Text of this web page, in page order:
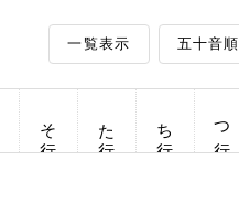
一覧表示 五十音順
そ行 た行 ち行 つ行